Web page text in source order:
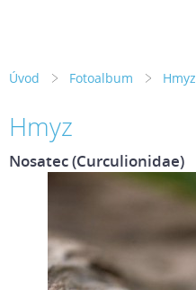
Úvod Fotoalbum Hmyz
Hmyz
Nosatec (Curculionidae)